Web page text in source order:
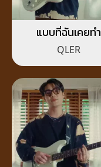
แบบที่ฉันเคยทำ
QLER